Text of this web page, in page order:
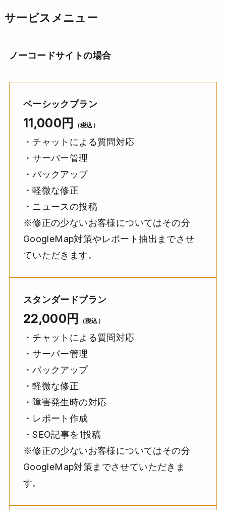
サービスメニュー
ノーコードサイトの場合
ベーシックプラン
11,000円 （税込）
・チャットによる質問対応
・サーバー管理
・バックアップ
・軽微な修正
・ニュースの投稿
※修正の少ないお客様についてはその分
GoogleMap対策やレポート抽出までさせ
ていただきます。
スタンダードプラン
22,000円 （税込）
・チャットによる質問対応
・サーバー管理
・バックアップ
・軽微な修正
・障害発生時の対応
・レポート作成
・SEO記事を1投稿
※修正の少ないお客様についてはその分
GoogleMap対策までさせていただきま
す。